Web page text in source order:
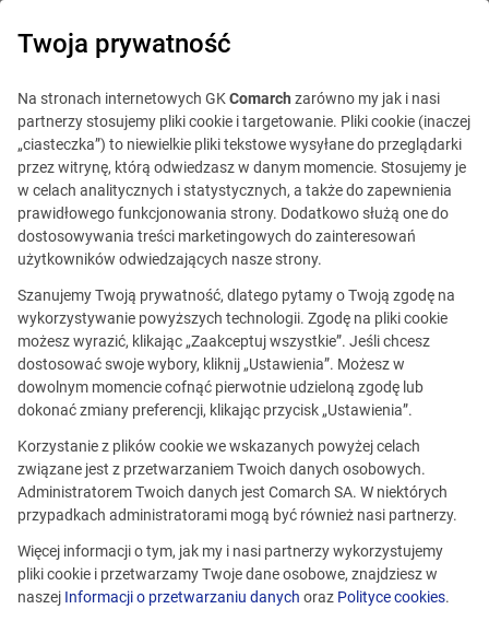
Ta oferta jest już
nieaktualna.
Zobacz podobne oferty
Różne lokalizacje
Cybersecurity Specialist - Pentester
Cyberbezpieczeństwo
Twoja prywatność
Na stronach internetowych GKComarch zarówno my jak i nasi
partnerzy stosujemy pliki cookie i targetowanie. Pliki cookie (inaczej
„ciasteczka”) to niewielkie pliki tekstowe wysyłane do przeglądarki
przez witrynę, którą odwiedzasz w danym momencie. Stosujemy je
w celach analitycznych i statystycznych, a także do zapewnienia
prawidłowego funkcjonowania strony. Dodatkowo służą one do
dostosowywania treści marketingowych do zainteresowań
użytkowników odwiedzających nasze strony.
Szanujemy Twoją prywatność, dlatego pytamy o Twoją zgodę na
wykorzystywanie powyższych technologii. Zgodę na pliki cookie
możesz wyrazić, klikając „Zaakceptuj wszystkie”. Jeśli chcesz
dostosować swoje wybory, kliknij „Ustawienia”. Możesz w
dowolnym momencie cofnąć pierwotnie udzieloną zgodę lub
dokonać zmiany preferencji, klikając przycisk „Ustawienia”.
Korzystanie z plików cookie we wskazanych powyżej celach
związane jest z przetwarzaniem Twoich danych osobowych.
Administratorem Twoich danych jest Comarch SA. W niektórych
przypadkach administratorami mogą być również nasi partnerzy.
Więcej informacji o tym, jak my i nasi partnerzy wykorzystujemy
pliki cookie i przetwarzamy Twoje dane osobowe, znajdziesz w
naszej Informacji o przetwarzaniu danych oraz Polityce cookies.